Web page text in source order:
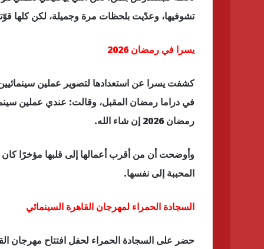
تشوفيها، وعدّيت بلحظات مرة وجميلة، لكن كلها
يسرا في رمضان 2026
كشفت يسرا عن استعدادها لتصوير عملين
في دراما رمضان المقبل، وقالت: عندي عملين
رمضان 2026 إن شاء الله.
وأوضحت أن من أقرب أعمالها إلى قلبها مؤخرًا
المحببة إلى نفسها.
السجادة الحمراء لمهرجان القاهرة السينمائي
حضر على السجادة الحمراء لحفل افتتاح مهرجان